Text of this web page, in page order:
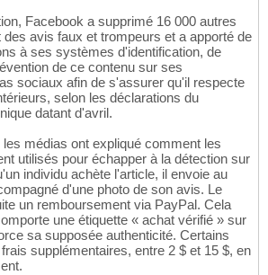
Facebook a supprimé 16 000 autres
des avis faux et trompeurs et a apporté de
à ses systèmes d'identification, de
de ce contenu sur ses
sociaux afin de s'assurer qu'il respecte
selon les déclarations du
datant d'avril.
médias ont expliqué comment les
utilisés pour échapper à la détection sur
individu achète l'article, il envoie au
d'une photo de son avis. Le
un remboursement via PayPal. Cela
une étiquette « achat vérifié » sur
sa supposée authenticité. Certains
supplémentaires, entre 2 $ et 15 $, en